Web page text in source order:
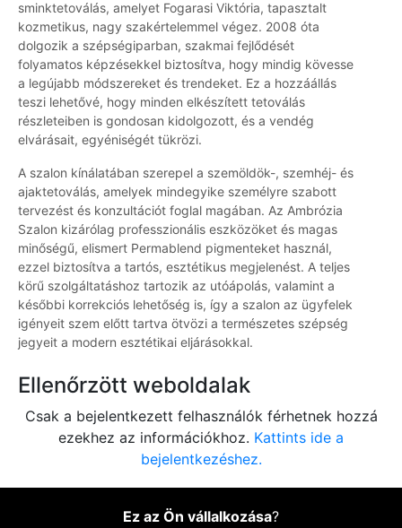
sminktetoválás, amelyet Fogarasi Viktória, tapasztalt
kozmetikus, nagy szakértelemmel végez. 2008 óta
dolgozik a szépségiparban, szakmai fejlődését
folyamatos képzésekkel biztosítva, hogy mindig kövesse
a legújabb módszereket és trendeket. Ez a hozzáállás
teszi lehetővé, hogy minden elkészített tetoválás
részleteiben is gondosan kidolgozott, és a vendég
elvárásait, egyéniségét tükrözi.
A szalon kínálatában szerepel a szemöldök-, szemhéj- és
ajaktetoválás, amelyek mindegyike személyre szabott
tervezést és konzultációt foglal magában. Az Ambrózia
Szalon kizárólag professzionális eszközöket és magas
minőségű, elismert Permablend pigmenteket használ,
ezzel biztosítva a tartós, esztétikus megjelenést. A teljes
körű szolgáltatáshoz tartozik az utóápolás, valamint a
későbbi korrekciós lehetőség is, így a szalon az ügyfelek
igényeit szem előtt tartva ötvözi a természetes szépség
jegyeit a modern esztétikai eljárásokkal.
Ellenőrzött weboldalak
Csak a bejelentkezett felhasználók férhetnek hozzá
ezekhez az információkhoz. Kattints ide a
bejelentkezéshez.
Ez az Ön vállalkozása?